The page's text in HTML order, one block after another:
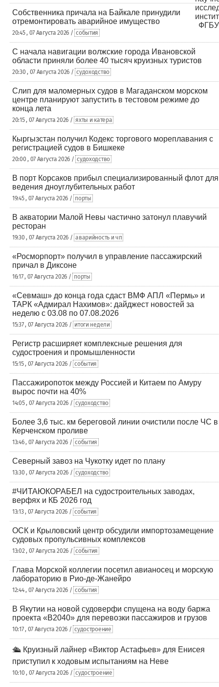
Собственника причала на Байкале принудили
отремонтировать аварийное имущество
20:45 , 07 Августа 2026 / события
С начала навигации волжские города Ивановской
области приняли более 40 тысяч круизных туристов
20:30 , 07 Августа 2026 / судоходство
Слип для маломерных судов в Магаданском морском
центре планируют запустить в тестовом режиме до
конца лета
20:15 , 07 Августа 2026 / яхты и катера
Кыргызстан получил Кодекс торгового мореплавания с
регистрацией судов в Бишкеке
20:00 , 07 Августа 2026 / судоходство
В порт Корсаков прибыл специализированный флот для
ведения дноуглубительных работ
19:45 , 07 Августа 2026 / порты
В акватории Малой Невы частично затонул плавучий
ресторан
19:30 , 07 Августа 2026 / аварийность и чп
«Росморпорт» получил в управление пассажирский
причал в Диксоне
16:17 , 07 Августа 2026 / порты
«Севмаш» до конца года сдаст ВМФ АПЛ «Пермь» и
ТАРК «Адмирал Нахимов»: дайджест новостей за
неделю с 03.08 по 07.08.2026
15:37 , 07 Августа 2026 / итоги недели
Регистр расширяет комплексные решения для
судостроения и промышленности
15:15 , 07 Августа 2026 / события
Пассажиропоток между Россией и Китаем по Амуру
вырос почти на 40%
14:05 , 07 Августа 2026 / судоходство
Более 3,6 тыс. км береговой линии очистили после ЧС в
Керченском проливе
13:46 , 07 Августа 2026 / события
Северный завоз на Чукотку идет по плану
13:30 , 07 Августа 2026 / судоходство
#ЧИТАЮКОРАБЕЛ на судостроительных заводах,
верфях и КБ 2026 год
13:13 , 07 Августа 2026 / события
ОСК и Крыловский центр обсудили импортозамещение
судовых пропульсивных комплексов
13:02 , 07 Августа 2026 / события
Глава Морской коллегии посетил авианосец и морскую
лабораторию в Рио-де-Жанейро
12:44 , 07 Августа 2026 / события
В Якутии на новой судоверфи спущена на воду баржа
проекта «В2040» для перевозки пассажиров и грузов
10:17 , 07 Августа 2026 / судостроение
🛳️ Круизный лайнер «Виктор Астафьев» для Енисея
приступил к ходовым испытаниям на Неве
10:10 , 07 Августа 2026 / судостроение